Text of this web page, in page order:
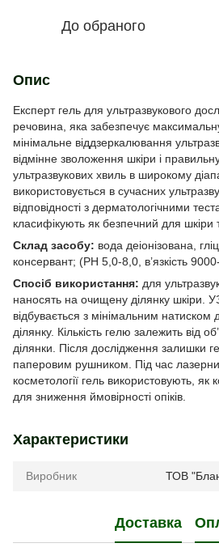
До обраного
Опис
Експерт гель для ультразвукового
речовина, яка забезпечує
мінімальне віддзеркалювання
відмінне зволоження шкіри і
ультразвукових хвиль в широкому
використовується в сучасних
відповідності з дерматологічними
класифікують як безпечний для шкіри
Склад засобу: вода деіонізована,
консервант; (РН 5,0-8,0, в’язкість
Спосіб використання: для
наносять на очищену ділянку шкіри.
відбувається з мінімальним натиском
ділянку. Кількість гелю залежить від
ділянки. Після дослідження залишки
паперовим рушником. Під час
косметології гель використовують,
для зниження ймовірності опіків.
Характеристики
Виробник ТОВ
Доставка